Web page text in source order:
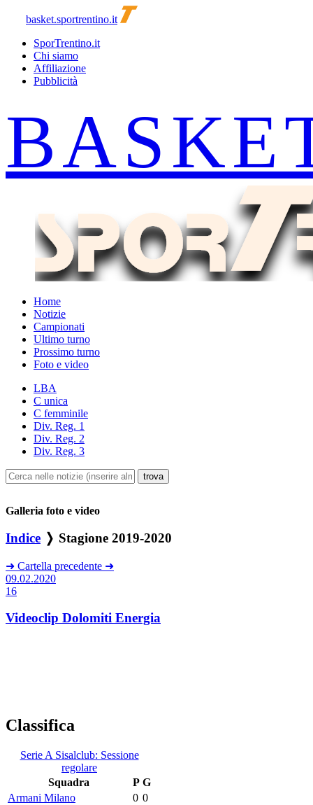
basket.sportrentino.it
SporTrentino.it
Chi siamo
Affiliazione
Pubblicità
Home
Notizie
Campionati
Ultimo turno
Prossimo turno
Foto e video
LBA
C unica
C femminile
Div. Reg. 1
Div. Reg. 2
Div. Reg. 3
Galleria foto e video
Indice ❭ Stagione 2019-2020
➜ Cartella precedente ➜
09.02.2020
16
Videoclip Dolomiti Energia
Classifica
Serie A Sisalclub: Sessione
regolare
Squadra
P G
Armani Milano
0 0